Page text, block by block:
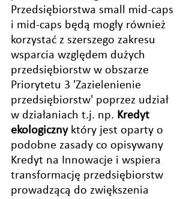
Przedsiębiorstwa small mid-caps
i mid-caps będą mogły również
korzystać z szerszego zakresu
wsparcia względem dużych
przedsiębiorstw w obszarze
Priorytetu 3 'Zazielenienie
przedsiębiorstw' poprzez udział
w działaniach t.j. np. Kredyt
ekologiczny który jest oparty o
podobne zasady co opisywany
Kredyt na Innowacje i wspiera
transformację przedsiębiorstw
prowadzącą do zwiększenia